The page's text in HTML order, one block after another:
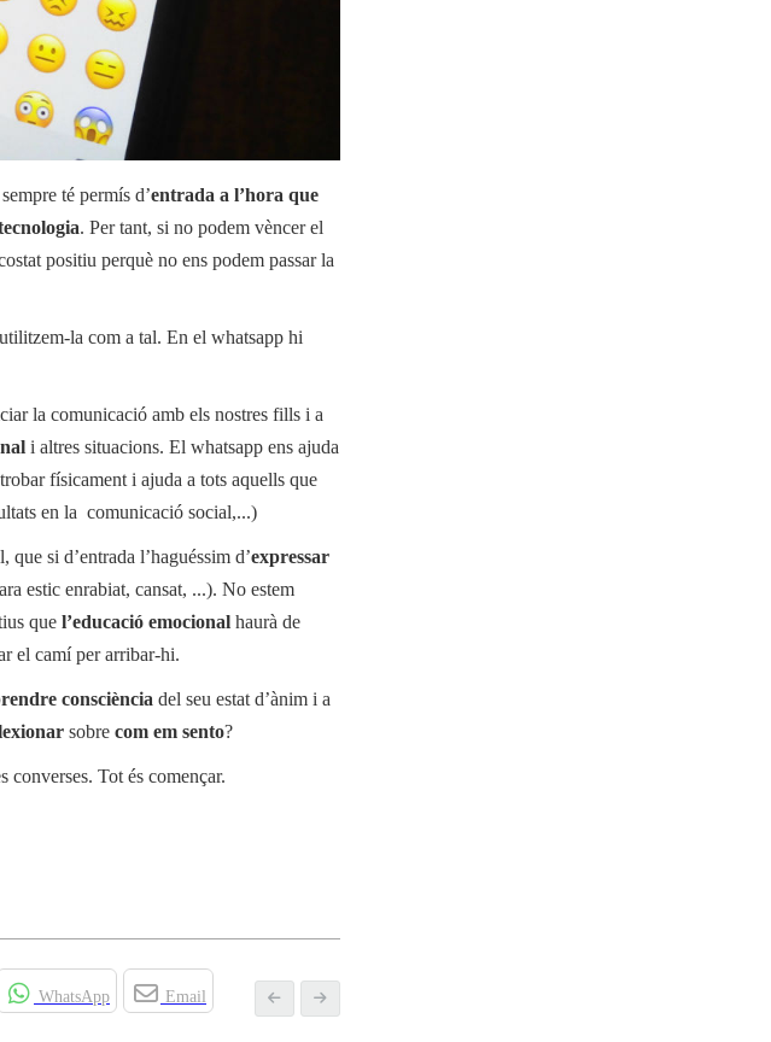
té permís d’entrada a l’hora que
. Per tant, si no podem vèncer el
positiu perquè no ens podem passar la
la com a tal. En el whatsapp hi
la comunicació amb els nostres fills i a
i altres situacions. El whatsapp ens ajuda
físicament i ajuda a tots aquells que
en la comunicació social,...)
si d’entrada l’haguéssim d’expressar
estic enrabiat, cansat, ...). No estem
que l’educació emocional haurà de
el camí per arribar-hi.
consciència del seu estat d’ànim i a
sobre com em sento?
converses. Tot és començar.
WhatsApp Email